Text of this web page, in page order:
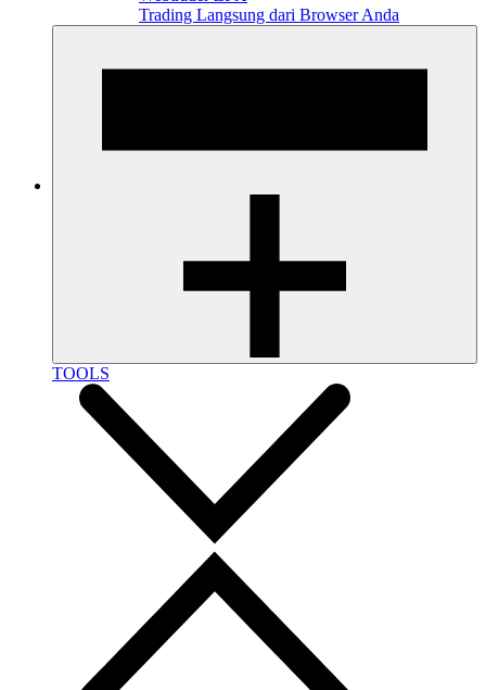
Trading Langsung dari Browser Anda
TOOLS